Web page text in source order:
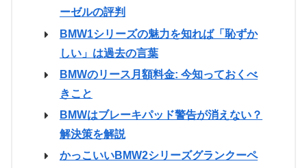
ーゼルの評判
BMW1シリーズの魅力を知れば「恥ずか
しい」は過去の言葉
BMWのリース月額料金: 今知っておくべ
きこと
BMWはブレーキパッド警告が消えない？
解決策を解説
かっこいいBMW2シリーズグランクーペ